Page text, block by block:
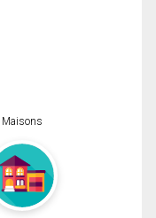
Maisons